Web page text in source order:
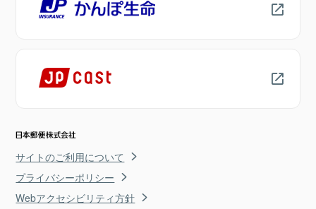
サイトのご利用について
プライバシーポリシー
Webアクセシビリティ方針